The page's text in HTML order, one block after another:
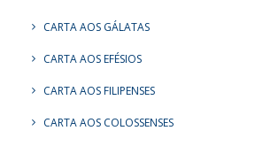
CARTA AOS GÁLATAS
CARTA AOS EFÉSIOS
CARTA AOS FILIPENSES
CARTA AOS COLOSSENSES